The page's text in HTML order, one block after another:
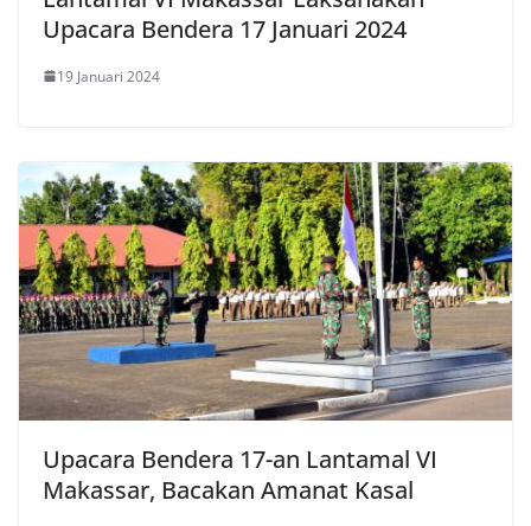
Upacara Bendera 17 Januari 2024
19 Januari 2024
Upacara Bendera 17-an Lantamal VI
Makassar, Bacakan Amanat Kasal